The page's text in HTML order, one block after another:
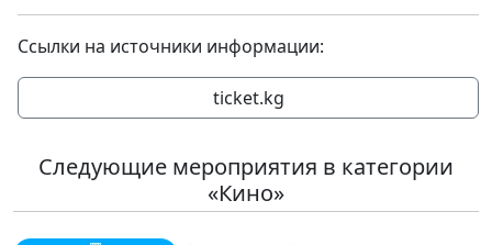
Ссылки на источники информации:
ticket.kg
Следующие мероприятия в категории
«Кино»